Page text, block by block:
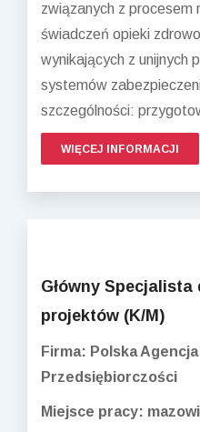
związanych z procesem
świadczeń opieki
wynikających z unijnych
systemów
szczególności:
WIĘCEJ INFORMACJI
Główny
projektów (K/M)
Firma: Polska
Przedsiębiorczości
Miejsce pracy: